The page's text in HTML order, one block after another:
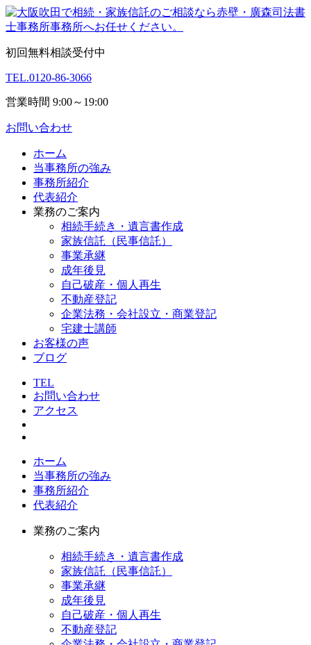
初回無料相談受付中
TEL.0120-86-3066
営業時間 9:00～19:00
お問い合わせ
ホーム
当事務所の強み
事務所紹介
代表紹介
業務のご案内
相続手続き・遺言書作成
家族信託（民事信託）
事業承継
成年後見
自己破産・個人再生
不動産登記
企業法務・会社設立・商業登記
宅建士講師
お客様の声
ブログ
TEL
お問い合わせ
アクセス
ホーム
当事務所の強み
事務所紹介
代表紹介
業務のご案内
相続手続き・遺言書作成
家族信託（民事信託）
事業承継
成年後見
自己破産・個人再生
不動産登記